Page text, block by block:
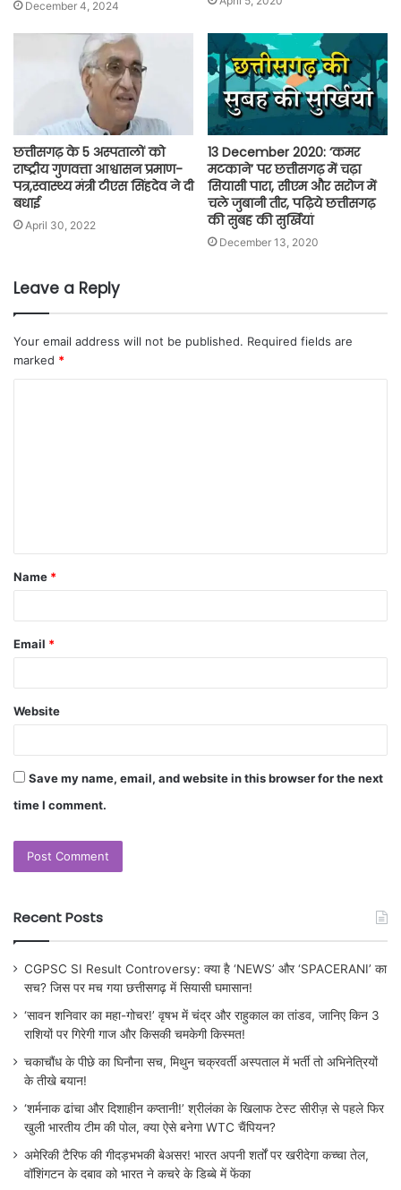
December 4, 2024
छत्तीसगढ़ के 5 अस्पतालों को
राष्ट्रीय गुणवत्ता आश्वासन प्रमाण-
पत्र,स्वास्थ्य मंत्री टीएस सिंहदेव ने दी
बधाई
April 30, 2022
13 December 2020: ‘कमर
मटकाने’ पर छत्तीसगढ़ में चढ़ा
सियासी पारा, सीएम और सरोज में
चले जुबानी तीर, पढ़िये छत्तीसगढ़
की सुबह की सुर्खियां
December 13, 2020
Leave a Reply
Your email address will not be published. Required fields are
marked *
Name *
Email *
Website
Save my name, email, and website in this browser for the next
time I comment.
Recent Posts
CGPSC SI Result Controversy: क्या है ‘NEWS’ और ‘SPACERANI’ का
सच? जिस पर मच गया छत्तीसगढ़ में सियासी घमासान!
‘सावन शनिवार का महा-गोचर!’ वृषभ में चंद्र और राहुकाल का तांडव, जानिए किन 3
राशियों पर गिरेगी गाज और किसकी चमकेगी किस्मत!
चकाचौंध के पीछे का घिनौना सच, मिथुन चक्रवर्ती अस्पताल में भर्ती तो अभिनेत्रियों
के तीखे बयान!
‘शर्मनाक ढांचा और दिशाहीन कप्तानी!’ श्रीलंका के खिलाफ टेस्ट सीरीज़ से पहले फिर
खुली भारतीय टीम की पोल, क्या ऐसे बनेगा WTC चैंपियन?
अमेरिकी टैरिफ की गीदड़भभकी बेअसर! भारत अपनी शर्तों पर खरीदेगा कच्चा तेल,
वॉशिंगटन के दबाव को भारत ने कचरे के डिब्बे में फेंका